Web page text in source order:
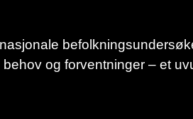
og forventninger – et